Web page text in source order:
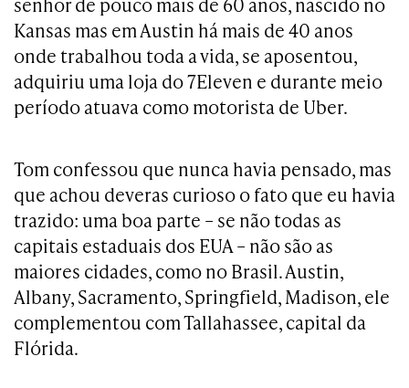
Kansas mas em Austin há mais de 40 anos
onde trabalhou toda a vida, se aposentou,
adquiriu uma loja do 7Eleven e durante meio
período atuava como motorista de Uber.
Tom confessou que nunca havia pensado, mas
que achou deveras curioso o fato que eu havia
trazido: uma boa parte – se não todas as
capitais estaduais dos EUA – não são as
maiores cidades, como no Brasil. Austin,
Albany, Sacramento, Springfield, Madison, ele
complementou com Tallahassee, capital da
Flórida.